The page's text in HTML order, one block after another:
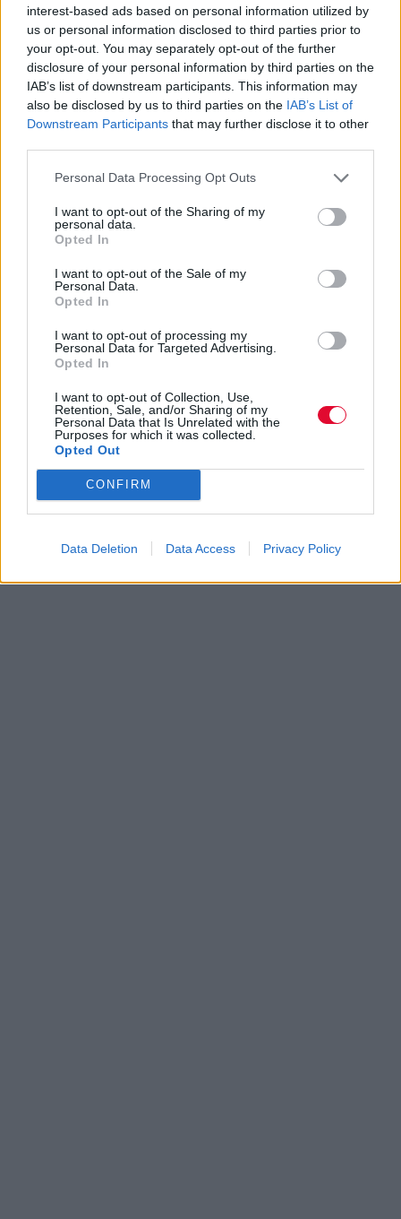
interest-based ads based on personal information utilized by
us or personal information disclosed to third parties prior to
your opt-out. You may separately opt-out of the further
disclosure of your personal information by third parties on the
IAB’s list of downstream participants. This information may
also be disclosed by us to third parties on the IAB’s List of
Downstream Participants that may further disclose it to other
Personal Data Processing Opt Outs
I want to opt-out of the Sharing of my
personal data.
Opted In
I want to opt-out of the Sale of my
Personal Data.
Opted In
I want to opt-out of processing my
Personal Data for Targeted Advertising.
Opted In
I want to opt-out of Collection, Use,
Retention, Sale, and/or Sharing of my
Personal Data that Is Unrelated with the
Purposes for which it was collected.
Opted Out
CONFIRM
Data Deletion Data Access Privacy Policy